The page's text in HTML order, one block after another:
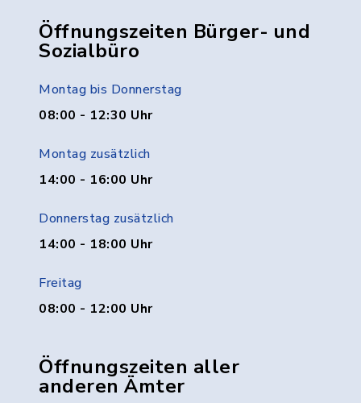
Öffnungszeiten Bürger- und
Sozialbüro
Montag bis Donnerstag
08:00 - 12:30 Uhr
Montag zusätzlich
14:00 - 16:00 Uhr
Donnerstag zusätzlich
14:00 - 18:00 Uhr
Freitag
08:00 - 12:00 Uhr
Öffnungszeiten aller
anderen Ämter